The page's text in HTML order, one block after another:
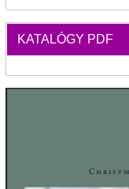
KATALÓGY PDF